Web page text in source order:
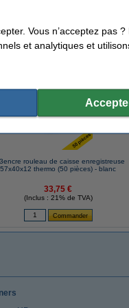
ont également commandé cet
rouleau de caisse enregistreuse
57x40x12 thermo (50 pièces) - blanc
33,75 €
(Inclus : 21% de TVA)
Vous n’acceptez pas
et analytiques et